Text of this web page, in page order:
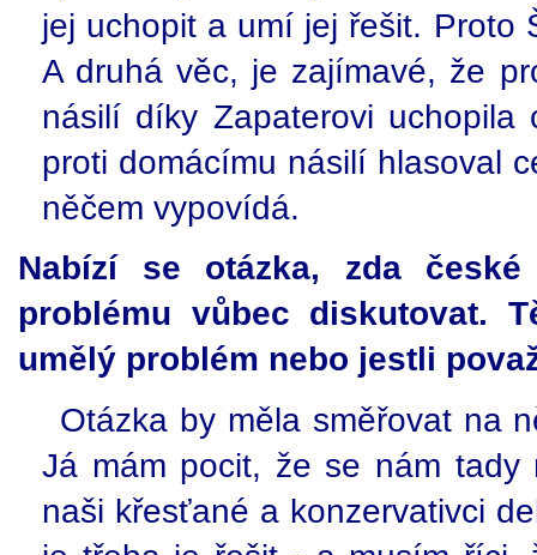
jej uchopit a umí jej řešit. Proto
A druhá věc, je zajímavé, že
násilí díky Zapaterovi
proti domácímu násilí hlasoval
něčem vypovídá.
Nabízí se otázka, zda
problému vůbec diskutovat.
umělý problém nebo jestli
Otázka by měla směřovat na
Já mám pocit, že se nám tady
naši křesťané a konzervativci